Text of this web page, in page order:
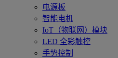
电源板
智能电机
IoT（物联网）模块
LED 全彩触控
手势控制